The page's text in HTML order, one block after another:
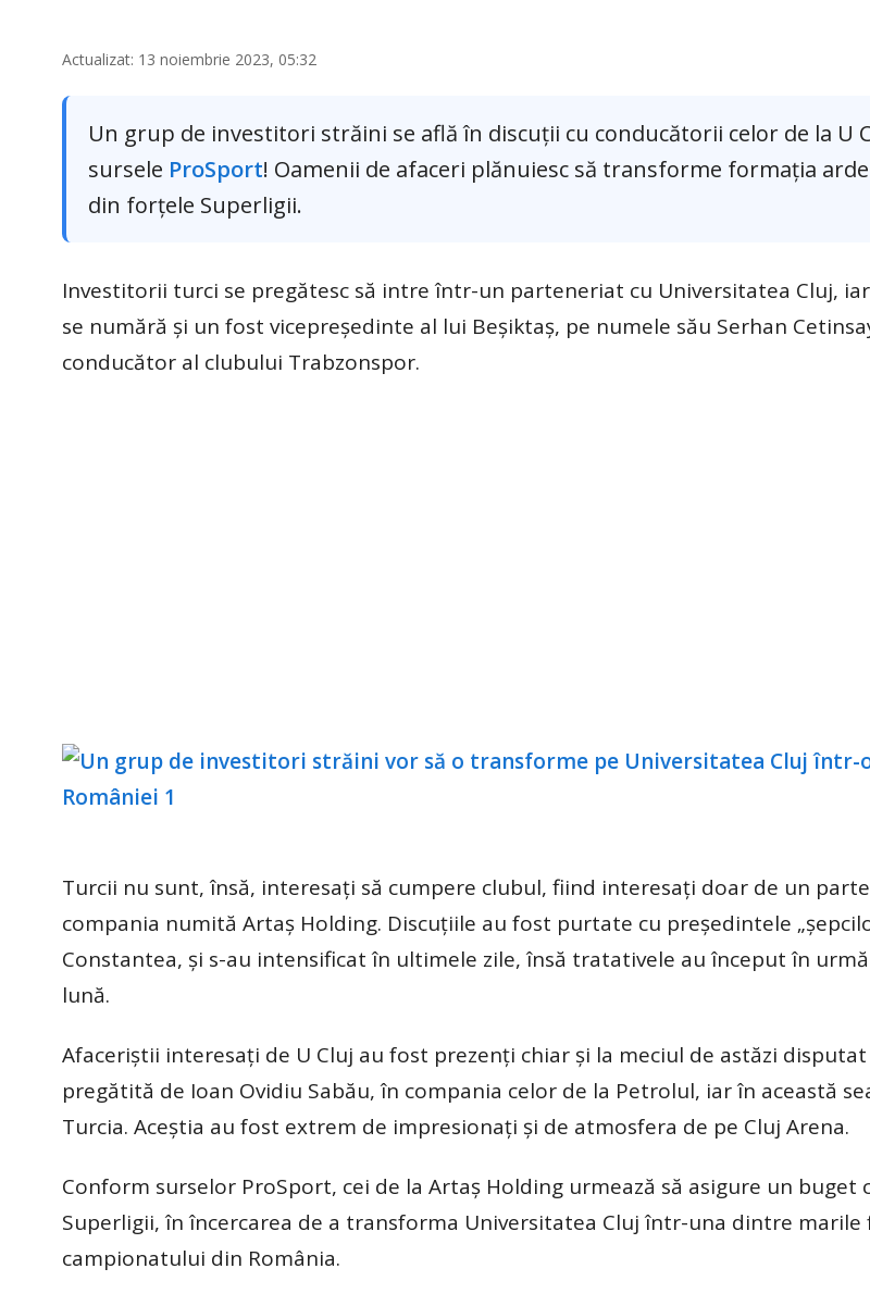
Actualizat: 13 noiembrie 2023, 05:32
Un grup de investitori străini se află în discuții cu conducătorii celor de la U
sursele ProSport! Oamenii de afaceri plănuiesc să transforme formația
din forțele Superligii.
Investitorii turci se pregătesc să intre într-un parteneriat cu Universitatea Cluj,
se numără și un fost vicepreședinte al lui Beșiktaș, pe numele său Serhan
conducător al clubului Trabzonspor.
Turcii nu sunt, însă, interesați să cumpere clubul, fiind interesați doar de un
compania numită Artaș Holding. Discuțiile au fost purtate cu președintele
Constantea, și s-au intensificat în ultimele zile, însă tratativele au început în
lună.
Afaceriștii interesați de U Cluj au fost prezenți chiar și la meciul de astăzi
pregătită de Ioan Ovidiu Sabău, în compania celor de la Petrolul, iar în această
Turcia. Aceștia au fost extrem de impresionați și de atmosfera de pe Cluj Arena.
Conform surselor ProSport, cei de la Artaș Holding urmează să asigure un buget
Superligii, în încercarea de a transforma Universitatea Cluj într-una dintre marile
campionatului din România.